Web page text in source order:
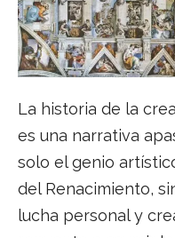
La historia de la
es una narrativa
solo el genio
del Renacimiento,
lucha personal y